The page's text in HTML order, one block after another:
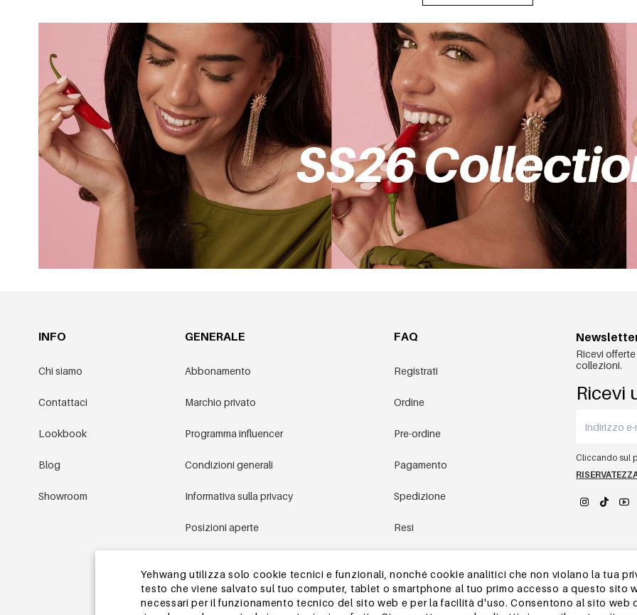
Yehwang utilizza solo cookie tecnici e funzionali, nonché cookie analitici che non violano la tua
testo che viene salvato sul tuo computer, tablet o smartphone al tuo primo accesso a questo sito
necessari per il funzionamento tecnico del sito web e per la facilità d'uso. Consentono al sito web
INFO
Chi siamo
Contattaci
Lookbook
Blog
Showroom
GENERALE
Abbonamento
Marchio privato
Programma influencer
Condizioni generali
Informativa sulla privacy
Posizioni aperte
Mappa del sito
FAQ
Registrati
Ordine
Pre-ordine
Pagamento
Spedizione
Resi
Altre domande
Ricevi
collezioni.
Ricevi
Cliccando sul